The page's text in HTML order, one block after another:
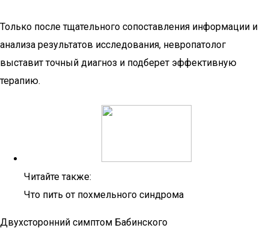
Только после тщательного сопоставления информации и
анализа результатов исследования, невропатолог
выставит точный диагноз и подберет эффективную
терапию.
Читайте также:
Что пить от похмельного синдрома
Двухсторонний симптом Бабинского